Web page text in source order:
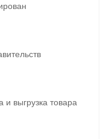
и выгрузка товара